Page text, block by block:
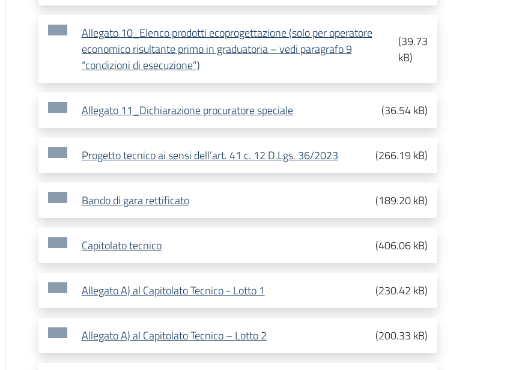
Allegato 10_Elenco prodotti ecoprogettazione (solo per operatore
economico risultante primo in graduatoria – vedi paragrafo 9
“condizioni di esecuzione”)
(39.73
kB)
Allegato 11_Dichiarazione procuratore speciale (36.54 kB)
Progetto tecnico ai sensi dell’art. 41 c. 12 D.Lgs. 36/2023 (266.19 kB)
Bando di gara rettificato (189.20 kB)
Capitolato tecnico (406.06 kB)
Allegato A) al Capitolato Tecnico - Lotto 1 (230.42 kB)
Allegato A) al Capitolato Tecnico – Lotto 2 (200.33 kB)